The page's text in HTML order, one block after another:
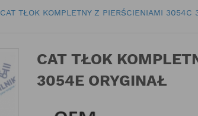
CAT TŁOK KOMPLETNY Z PIERŚCIENIAMI 3054C
CAT TŁOK
3054E ORYGINAŁ